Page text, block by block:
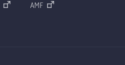
AMF